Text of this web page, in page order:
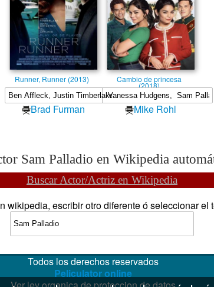
Runner, Runner (2013)
Brad Furman
Cambio de princesa
(2018)
Mike Rohl
Sam Palladio en Wikipedia
Buscar Actor/Actriz en Wikipedia
wikipedia, escribir otro diferente ó seleccionar el
Todos los derechos reservados
Peliculator online